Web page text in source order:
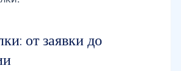
от заявки до